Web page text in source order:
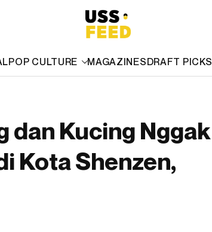
POP CULTURE MAGAZINESDRAFT PICKS
dan Kucing Nggak
Kota Shenzen,